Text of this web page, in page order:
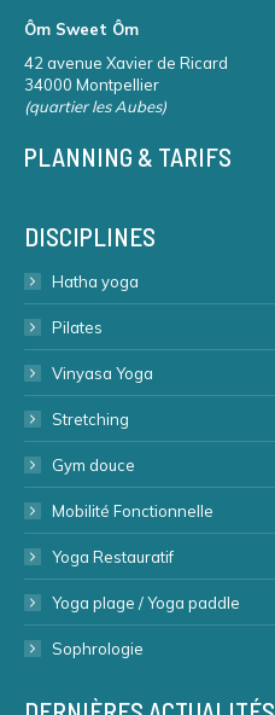
Ôm Sweet Ôm
42 avenue Xavier de Ricard
34000 Montpellier
(quartier les Aubes)
PLANNING & TARIFS
DISCIPLINES
Hatha yoga
Pilates
Vinyasa Yoga
Stretching
Gym douce
Mobilité Fonctionnelle
Yoga Restauratif
Yoga plage / Yoga paddle
Sophrologie